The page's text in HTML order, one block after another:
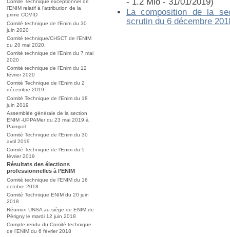
Comité Technique exceptionnel de
l’ENIM relatif à l’attribution de la
prime COVID
Comité technique de l’Enim du 30
juin 2020
Comité technique/CHSCT de l’ENIM
du 20 mai 2020.
Comité technique de l’Enim du 7 mai
2020
Comité technique de l’Enim du 12
février 2020
Comité Technique de l’Enim du 2
décembre 2019
Comité Technique de l’Enim du 18
juin 2019
Assemblée générale de la section
ENIM -UPPAMer du 23 mai 2019 à
Paimpol
Comité Technique de l’Enim du 30
avril 2019
Comité Technique de l’Enim du 5
février 2019
Résultats des élections
professionnelles à l’ENIM
Comité technique de l’ENIM du 16
octobre 2018
Comité Technique ENIM du 20 juin
2018
Réunion UNSA au siège de ENIM de
Périgny le mardi 12 juin 2018
Compte rendu du Comité technique
de l’ENIM du 6 février 2018
La composition de la
scrutin du 6 décembre